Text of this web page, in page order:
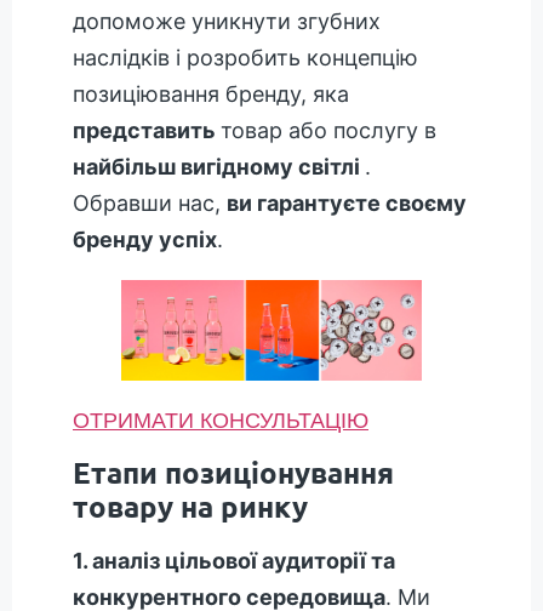
допоможе уникнути згубних
наслідків і розробить концепцію
позиціювання бренду, яка
представить товар або послугу в
найбільш вигідному світлі .
Обравши нас, ви гарантуєте своєму
бренду успіх.
ОТРИМАТИ КОНСУЛЬТАЦІЮ
Етапи позиціонування
товару на ринку
1. аналіз цільової аудиторії та
конкурентного середовища. Ми